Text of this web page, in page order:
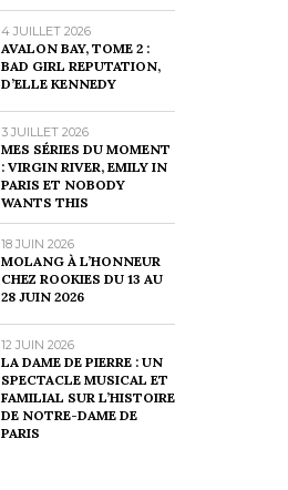
4 JUILLET 2026
AVALON BAY, TOME 2 :
BAD GIRL REPUTATION,
D’ELLE KENNEDY
3 JUILLET 2026
MES SÉRIES DU MOMENT
: VIRGIN RIVER, EMILY IN
PARIS ET NOBODY
WANTS THIS
18 JUIN 2026
MOLANG À L’HONNEUR
CHEZ ROOKIES DU 13 AU
28 JUIN 2026
12 JUIN 2026
LA DAME DE PIERRE : UN
SPECTACLE MUSICAL ET
FAMILIAL SUR L’HISTOIRE
DE NOTRE-DAME DE
PARIS